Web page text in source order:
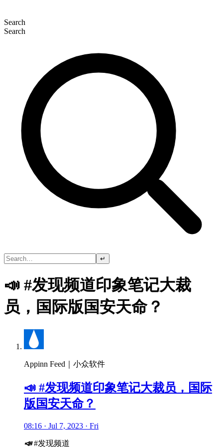
Search
Search
↵
📣 #发现频道印象笔记大裁
员，国际版国安天命？
Appinn Feed｜小众软件
📣 #发现频道印象笔记大裁员，国际
版国安天命？
08:16 · Jul 7, 2023 · Fri
📣#发现频道